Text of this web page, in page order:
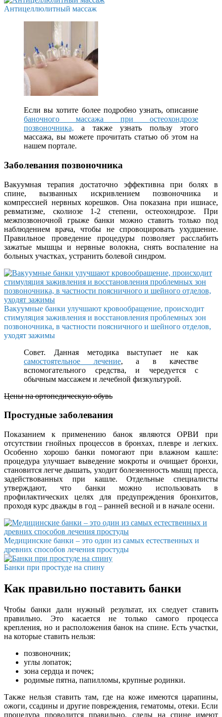
Антицеллюлитный массаж
Если вы хотите более подробно узнать, описание
баночного массажа при остеохондрозе
позвоночника, а также узнать пользу этого
массажа, вы можете прочитать статью об этом на
нашем портале.
Заболевания позвоночника
Вакуумная терапия достаточно эффективна при болях в
спине, вызванных искривлением позвоночника и
компрессией нервных корешков. Она показана при ишиасе,
ревматизме, сколиозе 1-2 степени, остеохондрозе. При
межпозвоночной грыже банки можно ставить только под
наблюдением врача, чтобы не спровоцировать ухудшение.
Правильное проведение процедуры позволяет расслабить
зажатые мышцы и нервные волокна, снять воспаление на
больных участках, устранить болевой синдром.
Вакуумные банки улучшают кровообращение, происходит
стимуляция заживления и восстановления проблемных зон
позвоночника, в частности поясничного и шейного отделов,
уходят зажимы
Совет. Данная методика выступает не как
самостоятельное лечение, а в качестве
вспомогательного средства, и чередуется с
обычным массажем и лечебной физкультурой.
Цены на ортопедическую обувь
Простудные заболевания
Показанием к применению банок являются ОРВИ при
отсутствии гнойных процессов в бронхах, плевре и легких.
Особенно хорошо банки помогают при влажном кашле:
процедура улучшает выведение мокроты и очищает бронхи,
становится легче дышать, уходит болезненность мышц пресса,
задействованных при кашле. Отдельные специалисты
утверждают, что банки можно использовать в
профилактических целях для предупреждения бронхитов,
проходя курс дважды в год – ранней весной и в начале осени.
Медицинские банки – это один из самых естественных и
древних способов лечения простуды
Банки при простуде на спину
Как правильно поставить банки
Чтобы банки дали нужный результат, их следует ставить
правильно. Это касается не только самого процесса
крепления, но и расположения банок на спине. Есть участки,
на которые ставить нельзя:
позвоночник;
углы лопаток;
зона сердца и почек;
родимые пятна, папилломы, крупные родинки.
Также нельзя ставить там, где на коже имеются царапины,
ожоги, ссадины и другие повреждения, гематомы, отеки. Если
процедура проводится правильно, следы на спине имеют